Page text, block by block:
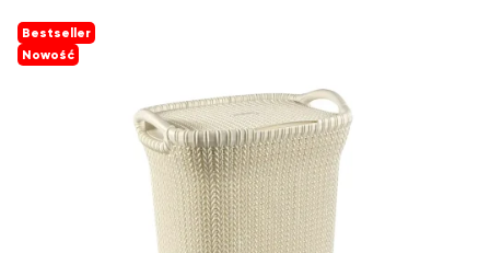
Bestseller
Nowość